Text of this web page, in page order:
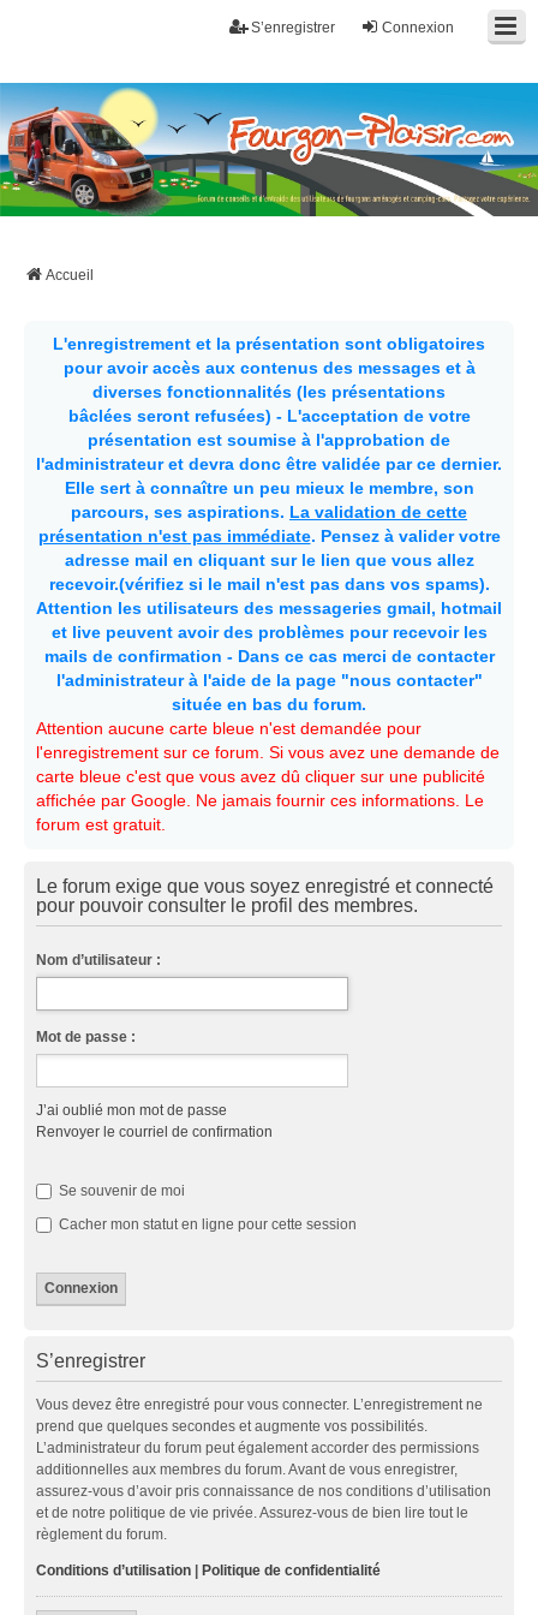
Connexion
S’enregistrer
Fourgon-plaisir.com
Forum de conseils et d'entraide des utilisateurs de fourgons, fourgons
aménagés, vans et de camping-car. Partagez votre expérience.
Accueil
L'enregistrement et la présentation sont obligatoires
pour avoir accès aux contenus des messages et à
diverses fonctionnalités (les présentations
bâclées seront refusées) - L'acceptation de votre
présentation est soumise à l'approbation de
l'administrateur et devra donc être validée par ce dernier.
Elle sert à connaître un peu mieux le membre, son
parcours, ses aspirations. La validation de cette
présentation n'est pas immédiate. Pensez à valider votre
adresse mail en cliquant sur le lien que vous allez
recevoir.(vérifiez si le mail n'est pas dans vos spams).
Attention les utilisateurs des messageries gmail, hotmail
et live peuvent avoir des problèmes pour recevoir les
mails de confirmation - Dans ce cas merci de contacter
l'administrateur à l'aide de la page "nous contacter"
située en bas du forum.
Attention aucune carte bleue n'est demandée pour
l'enregistrement sur ce forum. Si vous avez une demande de
carte bleue c'est que vous avez dû cliquer sur une publicité
affichée par Google. Ne jamais fournir ces informations. Le
forum est gratuit.
Le forum exige que vous soyez enregistré et connecté
pour pouvoir consulter le profil des membres.
Nom d’utilisateur :
Mot de passe :
J’ai oublié mon mot de passe
Renvoyer le courriel de confirmation
Se souvenir de moi
Cacher mon statut en ligne pour cette session
S’enregistrer
Vous devez être enregistré pour vous connecter. L’enregistrement ne
prend que quelques secondes et augmente vos possibilités.
L’administrateur du forum peut également accorder des permissions
additionnelles aux membres du forum. Avant de vous enregistrer,
assurez-vous d’avoir pris connaissance de nos conditions d’utilisation
et de notre politique de vie privée. Assurez-vous de bien lire tout le
règlement du forum.
Conditions d’utilisation Politique de confidentialité